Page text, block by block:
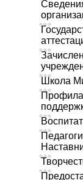
Школа